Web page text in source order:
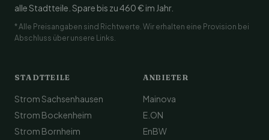
alle Stadtteile. Spare bis zu 460 € im Jahr.
* Alle Preisangaben sind Richtwerte. Wir erhalten eine Provision bei
Abschluss über unsere Links.
STADTTEILE
Strom Sachsenhausen
Strom Bockenheim
Strom Bornheim
ANBIETER
Mainova
E.ON
EnBW